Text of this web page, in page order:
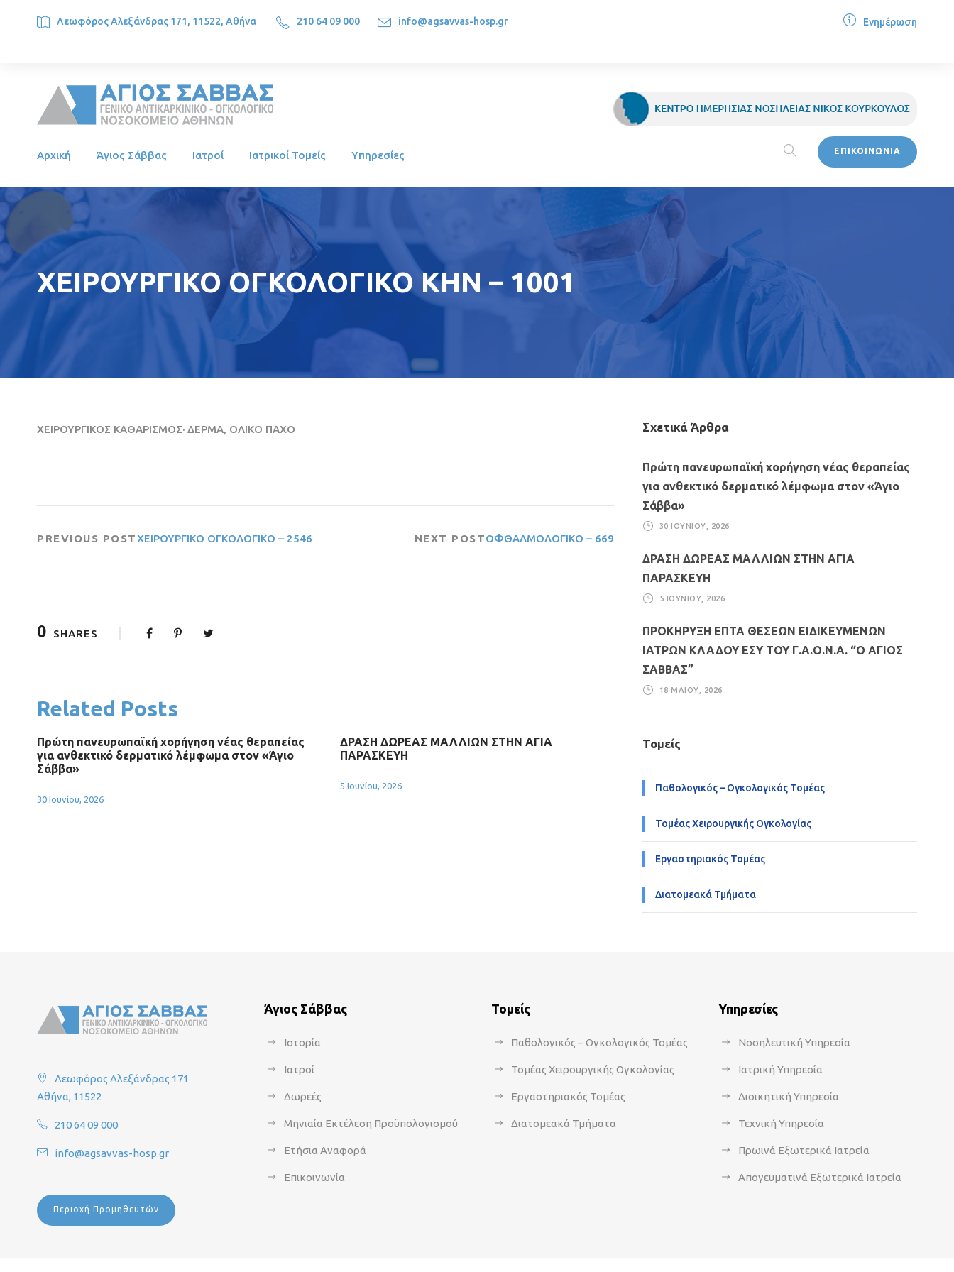
Λεωφόρος Αλεξάνδρας 171, 11522, Αθήνα 210 64 09 000 info@agsavvas-hosp.gr Ενημέρωση
Αρχική Άγιος Σάββας Ιατροί Ιατρικοί Τομείς Υπηρεσίες ΕΠΙΚΟΙΝΩΝΙΑ
ΧΕΙΡΟΥΡΓΙΚΟ ΟΓΚΟΛΟΓΙΚΟ ΚΗΝ – 1001
ΧΕΙΡΟΥΡΓΙΚΟΣ ΚΑΘΑΡΙΣΜΟΣ· ΔΕΡΜΑ, ΟΛΙΚΟ ΠΑΧΟ
PREVIOUS POSTΧΕΙΡΟΥΡΓΙΚΟ ΟΓΚΟΛΟΓΙΚΟ – 2546 NEXT POSTΟΦΘΑΛΜΟΛΟΓΙΚΟ – 669
0 SHARES
Related Posts
Πρώτη πανευρωπαϊκή χορήγηση νέας θεραπείας
για ανθεκτικό δερματικό λέμφωμα στον «Άγιο
Σάββα»
30 Ιουνίου, 2026
ΔΡΑΣΗ ΔΩΡΕΑΣ ΜΑΛΛΙΩΝ ΣΤΗΝ ΑΓΙΑ
ΠΑΡΑΣΚΕΥΗ
5 Ιουνίου, 2026
Σχετικά Άρθρα
Πρώτη πανευρωπαϊκή χορήγηση νέας θεραπείας
για ανθεκτικό δερματικό λέμφωμα στον «Άγιο
Σάββα»
30 ΙΟΥΝΊΟΥ, 2026
ΔΡΑΣΗ ΔΩΡΕΑΣ ΜΑΛΛΙΩΝ ΣΤΗΝ ΑΓΙΑ
ΠΑΡΑΣΚΕΥΗ
5 ΙΟΥΝΊΟΥ, 2026
ΠΡΟΚΗΡΥΞΗ ΕΠΤΑ ΘΕΣΕΩΝ ΕΙΔΙΚΕΥΜΕΝΩΝ
ΙΑΤΡΩΝ ΚΛΑΔΟΥ ΕΣΥ ΤΟΥ Γ.Α.Ο.Ν.Α. “Ο ΑΓΙΟΣ
ΣΑΒΒΑΣ”
18 ΜΑΪ́ΟΥ, 2026
Τομείς
Παθολογικός – Ογκολογικός Τομέας
Τομέας Χειρουργικής Ογκολογίας
Εργαστηριακός Τομέας
Διατομεακά Τμήματα
Λεωφόρος Αλεξάνδρας 171
Αθήνα, 11522
210 64 09 000
info@agsavvas-hosp.gr
Περιοχή Προμηθευτών
Άγιος Σάββας
Ιστορία
Ιατροί
Δωρεές
Μηνιαία Εκτέλεση Προϋπολογισμού
Ετήσια Αναφορά
Επικοινωνία
Τομείς
Παθολογικός – Ογκολογικός Τομέας
Τομέας Χειρουργικής Ογκολογίας
Εργαστηριακός Τομέας
Διατομεακά Τμήματα
Υπηρεσίες
Νοσηλευτική Υπηρεσία
Ιατρική Υπηρεσία
Διοικητική Υπηρεσία
Τεχνική Υπηρεσία
Πρωινά Εξωτερικά Ιατρεία
Απογευματινά Εξωτερικά Ιατρεία